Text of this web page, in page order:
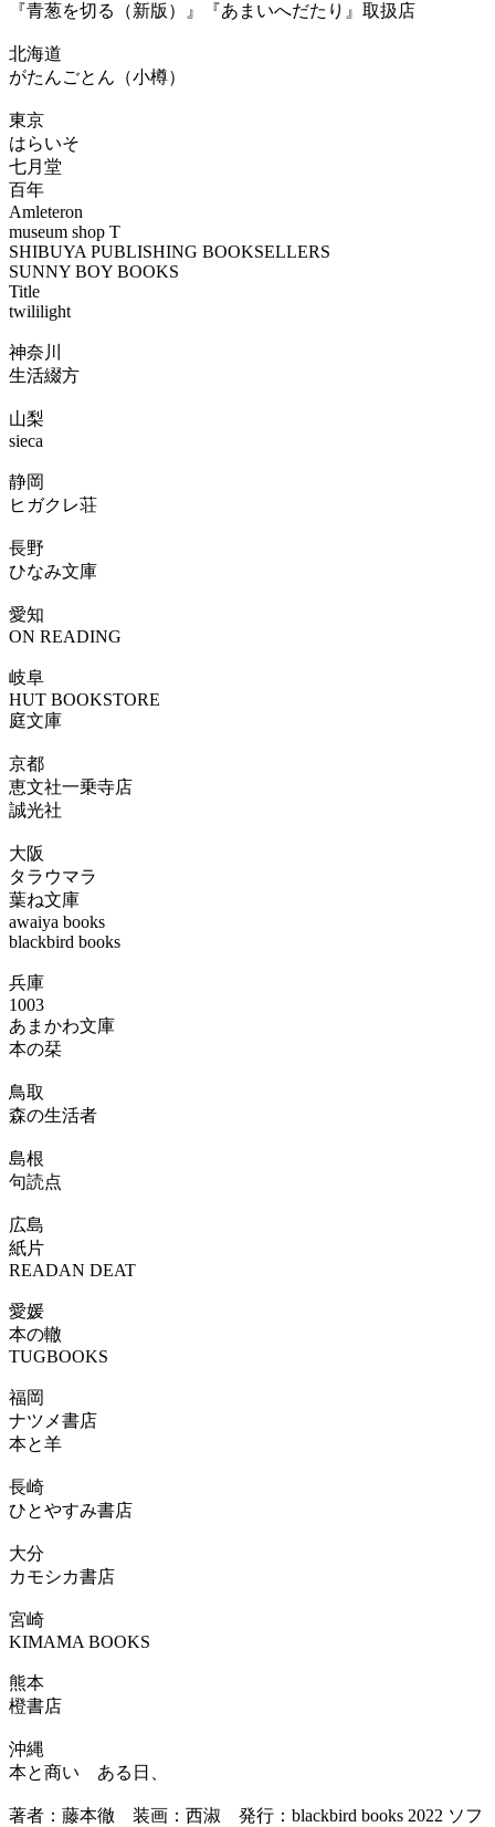
『青葱を切る（新版）』『あまいへだたり』取扱店
北海道
がたんごとん（小樽）
東京
はらいそ
七月堂
百年
Amleteron
museum shop T
SHIBUYA PUBLISHING BOOKSELLERS
SUNNY BOY BOOKS
Title
twililight
神奈川
生活綴方
山梨
sieca
静岡
ヒガクレ荘
長野
ひなみ文庫
愛知
ON READING
岐阜
HUT BOOKSTORE
庭文庫
京都
恵文社一乗寺店
誠光社
大阪
タラウマラ
葉ね文庫
awaiya books
blackbird books
兵庫
1003
あまかわ文庫
本の栞
鳥取
森の生活者
島根
句読点
広島
紙片
READAN DEAT
愛媛
本の轍
TUGBOOKS
福岡
ナツメ書店
本と羊
長崎
ひとやすみ書店
大分
カモシカ書店
宮崎
KIMAMA BOOKS
熊本
橙書店
沖縄
本と商い ある日、
著者：藤本徹 装画：西淑 発行：blackbird books 2022 ソフ